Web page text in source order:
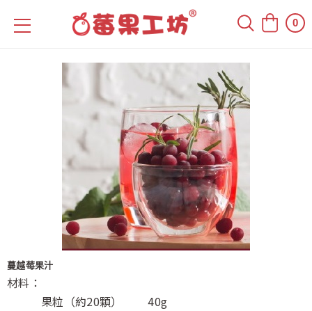
0
蔓越莓果汁
材料：
果粒（約20顆） 40g